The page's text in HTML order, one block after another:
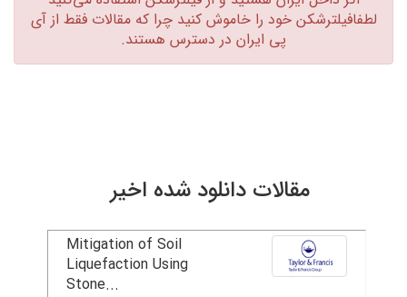
لطفافیلترشکن خود را خاموش کنید چرا که مقالات فقط از آی
پی ایران در دسترس هستند.‏
مقالات دانلود شده اخیر
Mitigation of Soil
Liquefaction Using
Stone...